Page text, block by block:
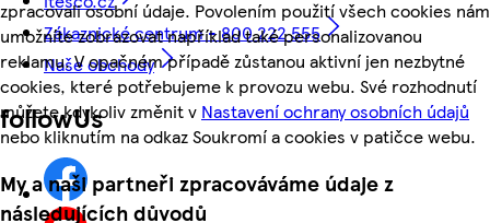
zpracovali osobní údaje. Povolením použití všech cookies nám
umožníte zobrazovat například také personalizovanou
reklamu. V opačném případě zůstanou aktivní jen nezbytné
cookies, které potřebujeme k provozu webu. Své rozhodnutí
můžete kdykoliv změnit v Nastavení ochrany osobních údajů
nebo kliknutím na odkaz Soukromí a cookies v patičce webu.
My a naši partneři zpracováváme údaje z
následujících důvodů
Zákaznické centrum - 800 222 555
Naše obchody
followUs